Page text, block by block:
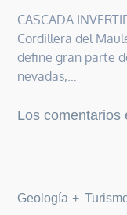
CASCADA
Cordillera del
define gran parte
nevadas,…
Los comentarios
Geología